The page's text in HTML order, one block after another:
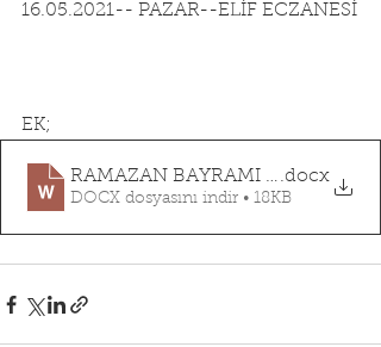
16.05.2021-- PAZAR--ELİF ECZANESİ
EK;
RAMAZAN BAYRAMI 2021.docx
DOCX dosyasını indir • 18KB